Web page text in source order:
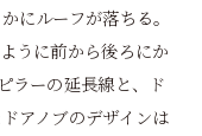
にルーフが落ちる。
うに前から後ろにか
ラーの延長線と、ド
アノブのデザインは